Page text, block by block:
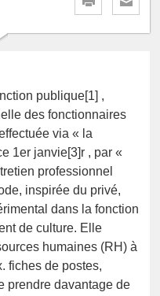
publique[1] ,
des fonctionnaires
via « la
1er janvie[3]r , par «
professionnel
inspirée du privé,
dans la fonction
de culture. Elle
humaines (RH) à
fiches de postes,
prendre davantage de